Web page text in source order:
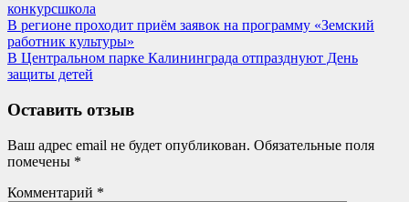
конкурсшкола
Навигация
по
записям
Previous
Post:
В регионе проходит приём заявок на программу «Земский
работник культуры»
Next
Post:
В Центральном парке Калининграда отпразднуют День
защиты детей
Оставить отзыв
Ваш адрес email не будет опубликован. Обязательные поля
помечены *
Комментарий *